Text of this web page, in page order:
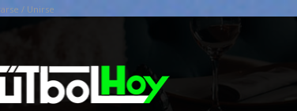
/ Unirse